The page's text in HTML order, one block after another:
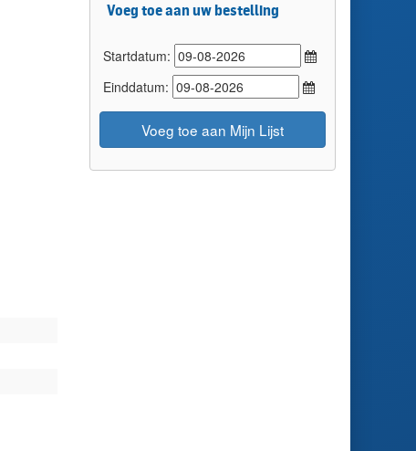
Voeg toe aan uw bestelling
Startdatum:
Einddatum:
Voeg toe aan Mijn Lijst